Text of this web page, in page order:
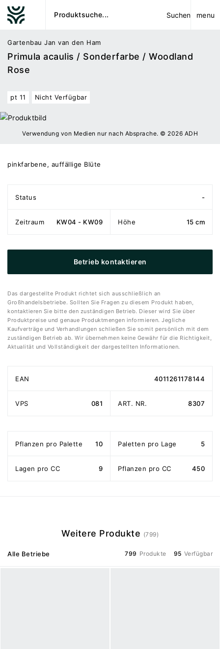
Suchen menu
Gartenbau Jan van den Ham
Primula acaulis / Sonderfarbe / Woodland
Rose
pt 11 Nicht Verfügbar
Verwendung von Medien nur nach Absprache. © 2026 ADH
pinkfarbene, auffällige Blüte
Status -
Zeitraum KW04 - KW09 Höhe 15 cm
Betrieb kontaktieren
Das dargestellte Produkt richtet sich ausschließlich an
Großhandelsbetriebe. Sollten Sie Fragen zu diesem Produkt haben,
kontaktieren Sie bitte den zuständigen Betrieb. Dieser wird Sie über
Produktpreise und genaue Produktmengen informieren. Jegliche
Kaufverträge und Verhandlungen schließen Sie somit persönlich mit dem
zuständigen Betrieb ab. Wir übernehmen keine Gewähr für die Richtigkeit,
Aktualität und Vollständigkeit der dargestellten Informationen.
EAN 4011261178144
VPS 081 ART. NR. 8307
Pflanzen pro Palette 10 Paletten pro Lage 5
Lagen pro CC 9 Pflanzen pro CC 450
Weitere Produkte (799)
Alle Betriebe 799 Produkte 95 Verfügbar